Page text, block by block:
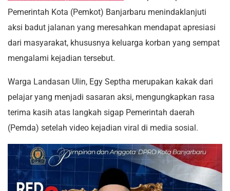
Pemerintah Kota (Pemkot) Banjarbaru menindaklanjuti
aksi badut jalanan yang meresahkan mendapat apresiasi
dari masyarakat, khususnya keluarga korban yang sempat
mengalami kejadian tersebut.
Warga Landasan Ulin, Egy Septha merupakan kakak dari
pelajar yang menjadi sasaran aksi, mengungkapkan rasa
terima kasih atas langkah sigap Pemerintah daerah
(Pemda) setelah video kejadian viral di media sosial.